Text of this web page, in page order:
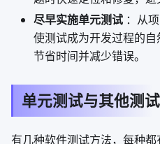
尽早实施单元测试 ：从
使测试成为开发过程的
节省时间并减少错误。
单元测试与其他测
有几种软件测试方法，每种都